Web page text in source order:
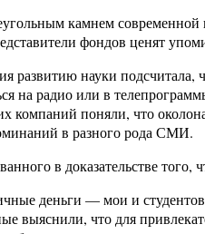
камнем
фондов ценят
развитию науки
на радио или в
поняли, что
в разного рода СМИ.
в доказательстве
деньги — мои и
выяснили, что для